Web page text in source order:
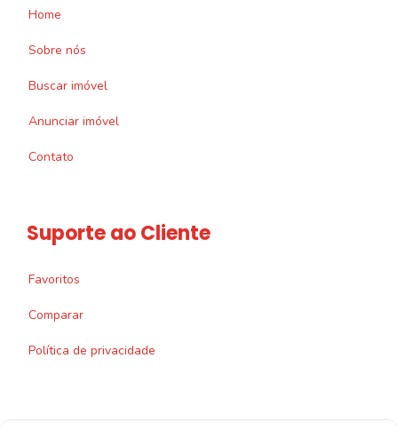
Home
Sobre nós
Buscar imóvel
Anunciar imóvel
Contato
Suporte ao Cliente
Favoritos
Comparar
Política de privacidade